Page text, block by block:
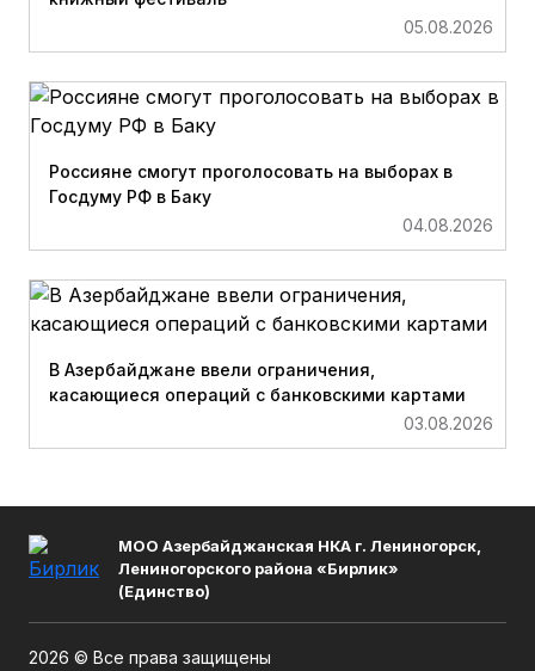
05.08.2026
Россияне смогут проголосовать на выборах в
Госдуму РФ в Баку
04.08.2026
В Азербайджане ввели ограничения,
касающиеся операций с банковскими картами
03.08.2026
МОО Азербайджанская НКА г. Лениногорск,
Лениногорского района «Бирлик»
(Единство)
2026 © Все права защищены